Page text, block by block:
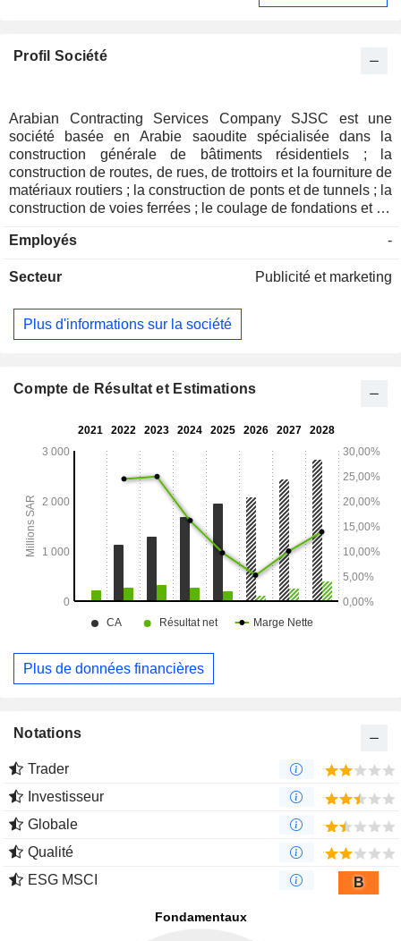
Profil Société
Arabian Contracting Services Company SJSC est une
société basée en Arabie saoudite spécialisée dans la
construction générale de bâtiments résidentiels ; la
construction de routes, de rues, de trottoirs et la fourniture de
matériaux routiers ; la construction de ponts et de tunnels ; la
construction de voies ferrées ; le coulage de fondations et de
télécommunications ; ainsi que l'exploitation de panneaux
intérieure. La société opère à travers deux segments : le
en extérieur, et le segment Autres, qui comprend tous les
types de travaux d'impression et la vente au détail par
aux Émirats arabes unis, Faden Agency Media and
Arabia Alliance for Smart Advertisements Company LLC.
Employés -
Secteur Publicité et marketing
Plus d'informations sur la société
Compte de Résultat et Estimations
Plus de données financières
Notations
Trader
Investisseur
Globale
Qualité
ESG MSCI
B